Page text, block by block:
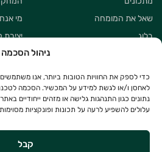
ניהול הסכמה
כדי לספק את החוויות הטובות ביותר, אנו משתמשים
לאחסן ו/או לגשת למידע על המכשיר. הסכמה
נתונים כגון התנהגות גלישה או מזהים ייחודיים
עלולים להשפיע לרעה על תכונות ופונקציות
קבל
שאל את המומחה
בלוג
מי
תנאי פרטיות
הצהרת
& Co